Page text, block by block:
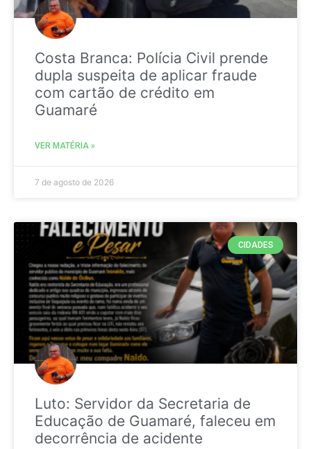
Costa Branca: Polícia Civil prende
dupla suspeita de aplicar fraude
com cartão de crédito em
Guamaré
VER MATÉRIA »
7 de agosto de 2026
CIDADES
Luto: Servidor da Secretaria de
Educação de Guamaré, faleceu em
decorrência de acidente